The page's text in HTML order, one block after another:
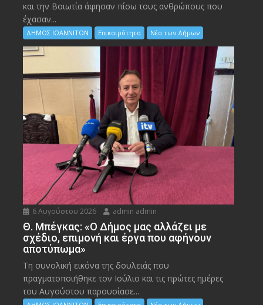
και την Bοιωτία άφησαν πίσω τους ανθρώπους που
έχασαν...
ΔΗΜΟΣ ΙΩΑΝΝΙΤΩΝ Επικαιρότητα Νέα των Δήμων
6 Αυγούστου 2026 admin admin
Θ. Μπέγκας: «Ο Δήμος μας αλλάζει με
σχέδιο, επιμονή και έργα που αφήνουν
αποτύπωμα»
Τη συνολική εικόνα της δουλειάς που
πραγματοποιήθηκε τον Ιούλιο και τις πρώτες ημέρες
του Αυγούστου παρουσίασε...